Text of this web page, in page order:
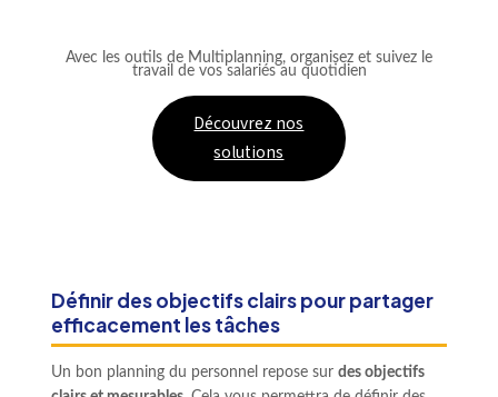
Avec les outils de Multiplanning, organisez et suivez le
travail de vos salariés au quotidien
Découvrez nos
solutions
Définir des objectifs clairs pour partager
efficacement les tâches
Un bon planning du personnel repose sur des objectifs